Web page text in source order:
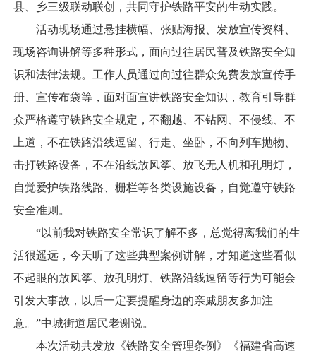
县、乡三级联动联创，共同守护铁路平安的生动实践。
活动现场通过悬挂横幅、张贴海报、发放宣传资料、
现场咨询讲解等多种形式，面向过往居民普及铁路安全知
识和法律法规。工作人员通过向过往群众免费发放宣传手
册、宣传布袋等，面对面宣讲铁路安全知识，教育引导群
众严格遵守铁路安全规定，不翻越、不钻网、不侵线、不
上道，不在铁路沿线逗留、行走、坐卧，不向列车抛物、
击打铁路设备，不在沿线放风筝、放飞无人机和孔明灯，
自觉爱护铁路线路、栅栏等各类设施设备，自觉遵守铁路
安全准则。
“以前我对铁路安全常识了解不多，总觉得离我们的生
活很遥远，今天听了这些典型案例讲解，才知道这些看似
不起眼的放风筝、放孔明灯、铁路沿线逗留等行为可能会
引发大事故，以后一定要提醒身边的亲戚朋友多加注
意。”中城街道居民老谢说。
本次活动共发放《铁路安全管理条例》《福建省高速